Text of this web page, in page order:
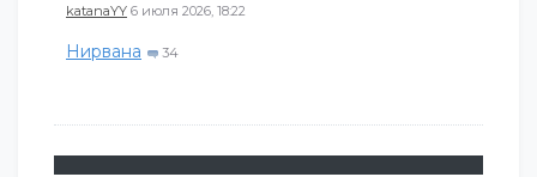
katanaYY 6 июля 2026, 18:22
Нирвана 34